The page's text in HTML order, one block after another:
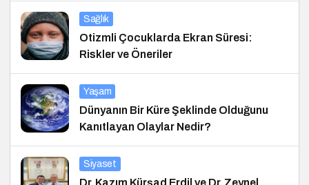
Sağlık
Otizmli Çocuklarda Ekran Süresi:
Riskler ve Öneriler
Yaşam
Dünyanın Bir Küre Şeklinde Olduğunu
Kanıtlayan Olaylar Nedir?
Siyaset